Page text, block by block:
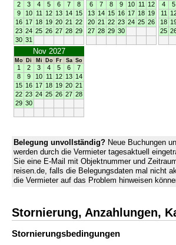
2
3 4 5 6 7
8
9
10 11 12 13 14 15
16 17 18 19 20 21 22
23 24 25 26 27 28 29
30 31
6
7 8 9 10 11
12
13 14 15 16 17 18 19
20 21 22 23 24 25 26
27 28 29 30
4
5
11
18
25
Nov 2027
Mo Di Mi Do Fr Sa So
1 2 3 4 5 6
7
8
9 10 11 12 13 14
15 16 17 18 19 20 21
22 23 24 25 26 27 28
29 30
Belegung unvollständig? Neue Buchungen
werden durch die Vermieter tagesaktuell
Sie eine E-Mail mit Objektnummer und
reisen.de, falls die Belegungsdaten mal nicht
die Vermieter auf das Problem hinweisen
Stornierung, Anzahlungen,
Stornierungs­bedingungen